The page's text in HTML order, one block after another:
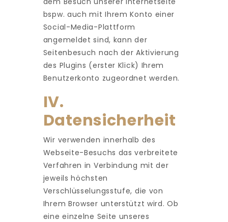
bspw. auch mit Ihrem Konto einer
Social-Media-Plattform
angemeldet sind, kann der
Seitenbesuch nach der Aktivierung
des Plugins (erster Klick) Ihrem
Benutzerkonto zugeordnet werden.
IV.
Datensicherheit
Wir verwenden innerhalb des
Webseite-Besuchs das verbreitete
Verfahren in Verbindung mit der
jeweils höchsten
Verschlüsselungsstufe, die von
Ihrem Browser unterstützt wird. Ob
eine einzelne Seite unseres